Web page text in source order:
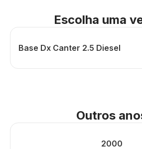
Escolha uma
Base Dx Canter 2.5 Diesel
Outros
2000